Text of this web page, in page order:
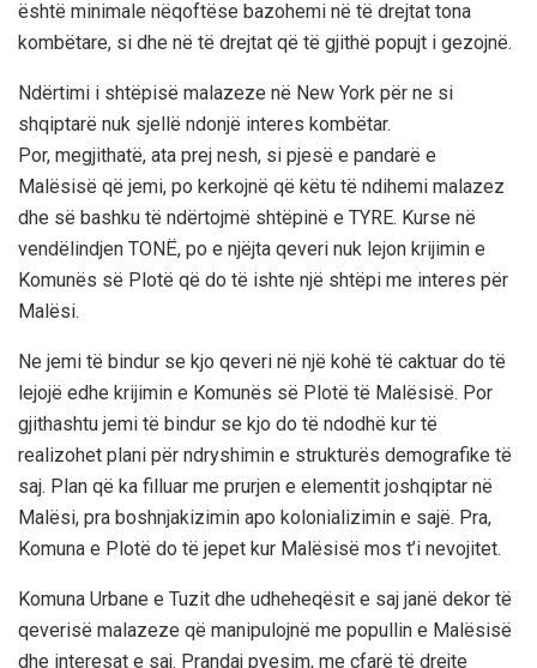
është minimale nëqoftëse bazohemi në të drejtat tona
kombëtare, si dhe në të drejtat që të gjithë popujt i gezojnë.
Ndërtimi i shtëpisë malazeze në New York për ne si
shqiptarë nuk sjellë ndonjë interes kombëtar.
Por, megjithatë, ata prej nesh, si pjesë e pandarë e
Malësisë që jemi, po kerkojnë që këtu të ndihemi malazez
dhe së bashku të ndërtojmë shtëpinë e TYRE. Kurse në
vendëlindjen TONË, po e njëjta qeveri nuk lejon krijimin e
Komunës së Plotë që do të ishte një shtëpi me interes për
Malësi.
Ne jemi të bindur se kjo qeveri në një kohë të caktuar do të
lejojë edhe krijimin e Komunës së Plotë të Malësisë. Por
gjithashtu jemi të bindur se kjo do të ndodhë kur të
realizohet plani për ndryshimin e strukturës demografike të
saj. Plan që ka filluar me prurjen e elementit joshqiptar në
Malësi, pra boshnjakizimin apo kolonializimin e sajë. Pra,
Komuna e Plotë do të jepet kur Malësisë mos t’i nevojitet.
Komuna Urbane e Tuzit dhe udheheqësit e saj janë dekor të
qeverisë malazeze që manipulojnë me popullin e Malësisë
dhe interesat e saj. Prandaj pyesim, me cfarë të drejte